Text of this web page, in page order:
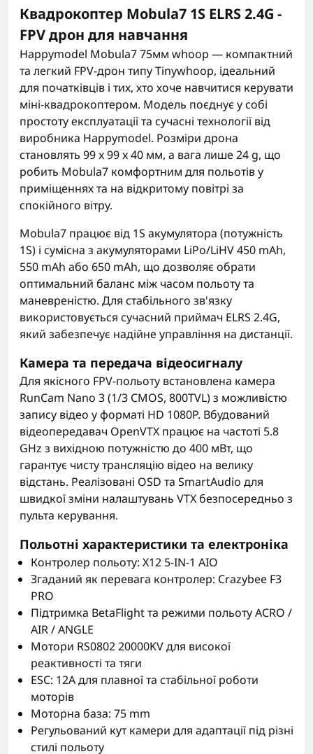
Квадрокоптер Mobula7 1S ELRS 2.4G -
FPV дрон для навчання
Happymodel Mobula7 75мм whoop — компактний
та легкий FPV-дрон типу Tinywhoop, ідеальний
для початківців і тих, хто хоче навчитися керувати
міні-квадрокоптером. Модель поєднує у собі
простоту експлуатації та сучасні технології від
виробника Happymodel. Розміри дрона
становлять 99 x 99 x 40 мм, а вага лише 24 g, що
робить Mobula7 комфортним для польотів у
приміщеннях та на відкритому повітрі за
спокійного вітру.
Mobula7 працює від 1S акумулятора (потужність
1S) і сумісна з акумуляторами LiPo/LiHV 450 mAh,
550 mAh або 650 mAh, що дозволяє обрати
оптимальний баланс між часом польоту та
маневреністю. Для стабільного зв'язку
використовується сучасний приймач ELRS 2.4G,
який забезпечує надійне управління на дистанції.
Камера та передача відеосигналу
Для якісного FPV-польоту встановлена камера
RunCam Nano 3 (1/3 CMOS, 800TVL) з можливістю
запису відео у форматі HD 1080P. Вбудований
відеопередавач OpenVTX працює на частоті 5.8
GHz з вихідною потужністю до 400 мВт, що
гарантує чисту трансляцію відео на велику
відстань. Реалізовані OSD та SmartAudio для
швидкої зміни налаштувань VTX безпосередньо з
пульта керування.
Польотні характеристики та електроніка
Контролер польоту: X12 5-IN-1 AIO
Згаданий як перевага контролер: Crazybee F3
PRO
Підтримка BetaFlight та режими польоту ACRO /
AIR / ANGLE
Мотори RS0802 20000KV для високої
реактивності та тяги
ESC: 12A для плавної та стабільної роботи
моторів
Моторна база: 75 mm
Регульований кут камери для адаптації під різні
стилі польоту